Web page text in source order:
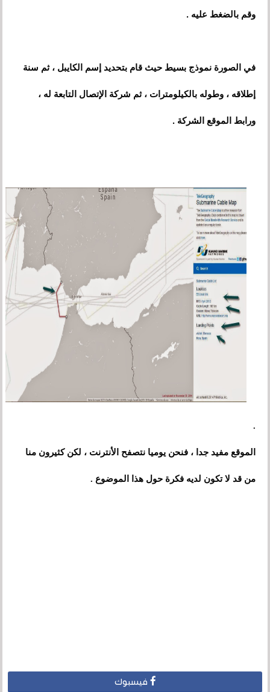
وقم بالضغط عليه .
في الصورة نموذج بسيط حيث قام بتحديد إسم الكايبل ، ثم سنة
إطلاقه ، وطوله بالكيلومترات ، ثم شركة الإتصال التابعة له ،
ورابط الموقع الشركة .
.
الموقع مفيد جدا ، فنحن يوميا نتصفح الأنترنت ، لكن كثيرون منا
من قد لا تكون لديه فكرة حول هذا الموضوع .
فيسبوك